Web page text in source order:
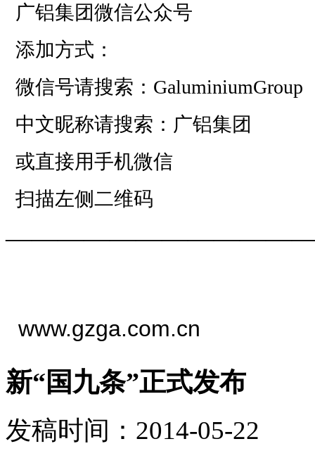
广铝集团微信公众号
添加方式：
微信号请搜索：GaluminiumGroup
中文昵称请搜索：广铝集团
或直接用手机微信
扫描左侧二维码
———————————
www.gzga.com.cn
新“国九条”正式发布
发稿时间：2014-05-22